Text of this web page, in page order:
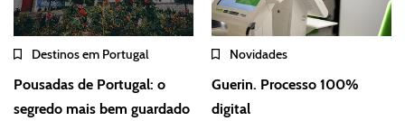
Destinos em Portugal
Pousadas de Portugal: o
segredo mais bem guardado
Novidades
Guerin. Processo 100%
digital